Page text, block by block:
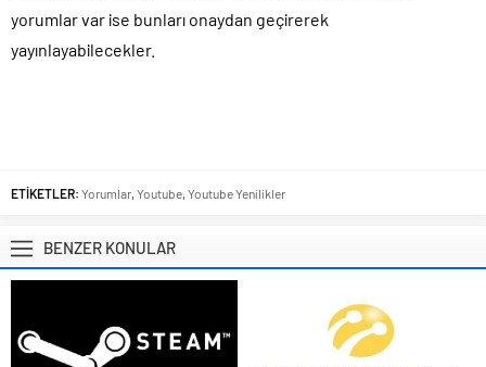
yorumlar var ise bunları onaydan geçirerek
yayınlayabilecekler.
ETİKETLER: Yorumlar Youtube Youtube Yenilikler
BENZER KONULAR